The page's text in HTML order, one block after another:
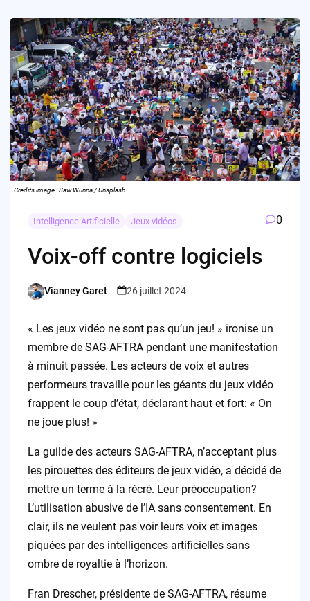
Credits image : Saw Wunna / Unsplash
Intelligence Artificielle Jeux vidéos 0
Voix-off contre logiciels
Posted
Vianney Garet 26 juillet 2024
« Les jeux vidéo ne sont pas qu’un jeu! » ironise un
membre de SAG-AFTRA pendant une manifestation
à minuit passée. Les acteurs de voix et autres
performeurs travaille pour les géants du jeux vidéo
frappent le coup d’état, déclarant haut et fort: « On
ne joue plus! »
La guilde des acteurs SAG-AFTRA, n’acceptant plus
les pirouettes des éditeurs de jeux vidéo, a décidé de
mettre un terme à la récré. Leur préoccupation?
L’utilisation abusive de l’IA sans consentement. En
clair, ils ne veulent pas voir leurs voix et images
piquées par des intelligences artificielles sans
ombre de royaltie à l’horizon.
Fran Drescher, présidente de SAG-AFTRA, résume